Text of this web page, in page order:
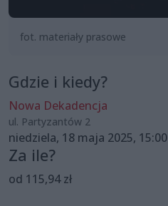
fot. materiały prasowe
Gdzie i kiedy?
Nowa Dekadencja
ul. Partyzantów 2
niedziela, 18 maja 2025, 15:00
Za ile?
od 115,94 zł